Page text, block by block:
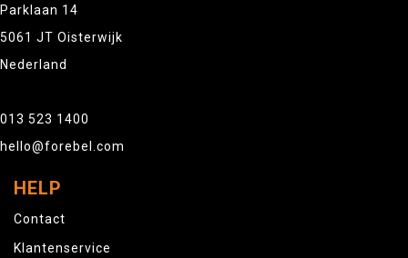
Parklaan 14
5061 JT Oisterwijk
Nederland
013 523 1400
hello@forebel.com
HELP
Contact
Klantenservice